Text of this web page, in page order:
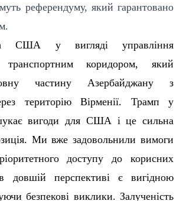
референдуму, який гарантовано
США у вигляді управління
транспортним коридором, який
частину Азербайджану з
територію Вірменії. Трамп у
вигоди для США і це сильна
Ми вже задовольнили вимоги
доступу до корисних
перспективі є вигідною
безпекові виклики. Залученість